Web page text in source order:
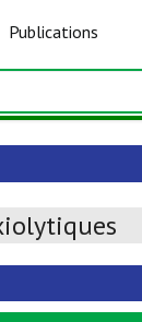
Publications